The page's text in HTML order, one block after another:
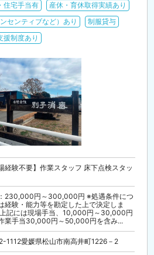
住宅手当有
産休・育休取得実績あり
センティブなど）あり
制服貸与
援制度あり
場経験不要】作業スタッフ 床下点検スタッ
230,000円～300,000円 ※処遇条件につ
経験・能力等を勘定した上で決定しま
記には現場手当、10,000円～30,000円
業手当30,000円～50,000円を含み...
1112愛媛県松山市南高井町1226－2